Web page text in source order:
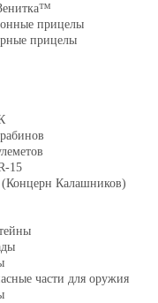
прицелы
прицелы
15
Калашников)
части для оружия